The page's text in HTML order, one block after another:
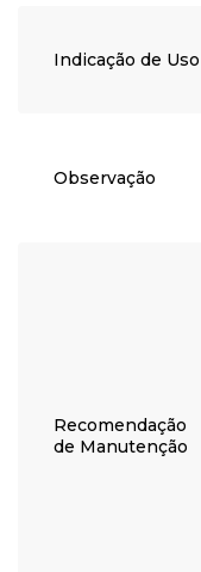
Indicação de Uso
Observação
Recomendação
de Manutenção